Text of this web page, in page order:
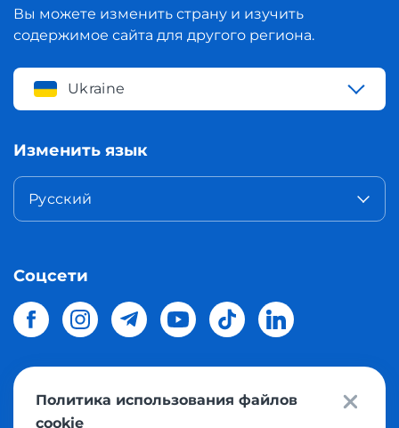
Вы можете изменить страну и изучить
содержимое сайта для другого региона.
Ukraine
Изменить язык
Русский
Соцсети
© 2026 Meest Shoppingдоставка покупок с интернет
Политика использования файлов
cookie